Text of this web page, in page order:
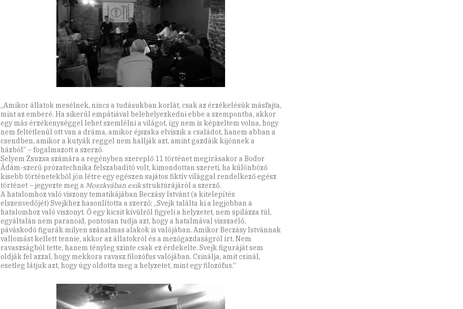
„Amikor állatok mesélnek, nincs a tudásukban korlát, csak az érzékelésük másfajta,
mint az emberé. Ha sikerül empátiával belehelyezkedni ebbe a szempontba, akkor
egy más érzékenységgel lehet szemlélni a világot, így nem is képzeltem volna, hogy
nem feltétlenül ott van a dráma, amikor éjszaka elviszik a családot, hanem abban a
csendben, amikor a kutyák reggel nem hallják azt, amint gazdáik kijönnek a
házból” – fogalmazott a szerző.
Selyem Zsuzsa számára a regényben szereplő 11 történet megírásakor a Bodor
Ádám-szerű prózatechnika felszabadító volt, kimondottan szereti, ha különböző
kisebb történetekből jön létre egy egészen sajátos fiktív világgal rendelkező egész
történet – jegyezte meg a Moszkvában esikstruktúrájáról a szerző.
A hatalomhoz való viszony tematikájában Beczásy Istvánt (a kitelepítés
elszenvedőjét) Svejkhez hasonlította a szerző: „Svejk találta ki a legjobban a
hatalomhoz való viszonyt. Ő egy kicsit kívülről figyeli a helyzetet, nem spilázza túl,
egyáltalán nem paranoid, pontosan tudja azt, hogy a hatalmával visszaélő,
páváskodó figurák milyen szánalmas alakok is valójában. Amikor Beczásy Istvánnak
vallomást kellett tennie, akkor az állatokról és a mezőgazdaságról írt. Nem
ravaszságból tette, hanem tényleg szinte csak ez érdekelte. Svejk figuráját sem
oldják fel azzal, hogy mekkora ravasz filozófus valójában. Csinálja, amit csinál,
esetleg látjuk azt, hogy úgy oldotta meg a helyzetet, mint egy filozófus.”